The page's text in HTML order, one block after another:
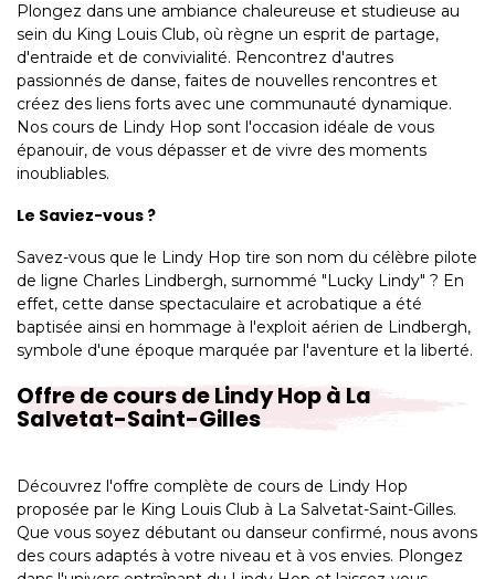
Plongez dans une ambiance chaleureuse et studieuse au
sein du King Louis Club, où règne un esprit de partage,
d'entraide et de convivialité. Rencontrez d'autres
passionnés de danse, faites de nouvelles rencontres et
créez des liens forts avec une communauté dynamique.
Nos cours de Lindy Hop sont l'occasion idéale de vous
épanouir, de vous dépasser et de vivre des moments
inoubliables.
Le Saviez-vous ?
Savez-vous que le Lindy Hop tire son nom du célèbre pilote
de ligne Charles Lindbergh, surnommé "Lucky Lindy" ? En
effet, cette danse spectaculaire et acrobatique a été
baptisée ainsi en hommage à l'exploit aérien de Lindbergh,
symbole d'une époque marquée par l'aventure et la liberté.
Offre de cours de Lindy Hop à La
Salvetat-Saint-Gilles
Découvrez l'offre complète de cours de Lindy Hop
proposée par le King Louis Club à La Salvetat-Saint-Gilles.
Que vous soyez débutant ou danseur confirmé, nous avons
des cours adaptés à votre niveau et à vos envies. Plongez